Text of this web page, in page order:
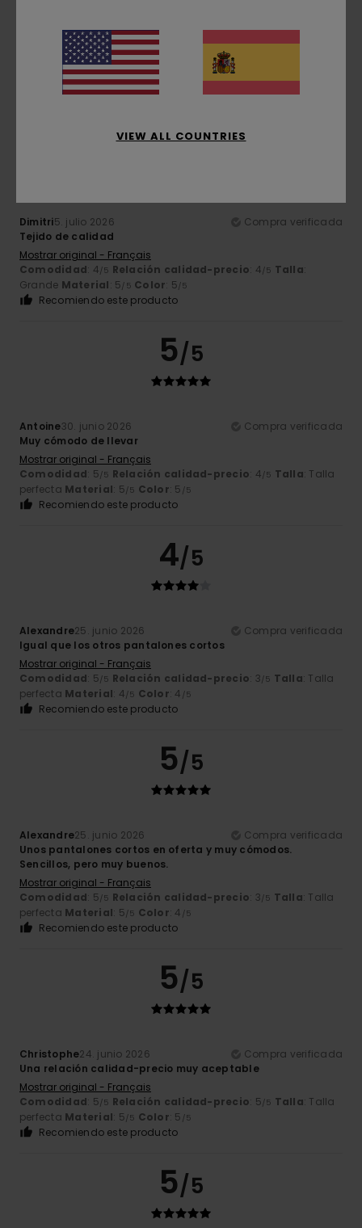
Son bonitos
Mostrar original - Italiano
Comodidad: 5/5 Relación calidad-precio
Material: 5/5 Color
Recomiendo este producto
5/5
Dimitri5. julio 2026
Compra verificada
Tejido de calidad
Mostrar original - Français
Comodidad: 4/5 Relación calidad-precio: 4/5 Talla:
Grande Material: 5/5 Color: 5/5
Recomiendo este producto
5/5
Antoine30. junio 2026
Compra verificada
Muy cómodo de llevar
Mostrar original - Français
Comodidad: 5/5 Relación calidad-precio: 4/5 Talla: Talla
perfecta Material: 5/5 Color: 5 /5
Recomiendo este producto
4/5
Alexandre25. junio 2026
Compra verificada
Igual que los otros pantalones cortos
Mostrar original - Français
Comodidad: 5/5 Relación calidad-precio: 3/5 Talla: Talla
perfecta Material: 4/5 Color: 4 /5
Recomiendo este producto
5/5
Alexandre25. junio 2026
Compra verificada
Unos pantalones cortos en oferta y muy cómodos.
Sencillos, pero muy buenos.
Mostrar original - Français
Comodidad: 5/5 Relación calidad-precio: 3/5 Talla: Talla
perfecta Material: 5/5 Color: 4 /5
Recomiendo este producto
5/5
Christophe24. junio 2026
Compra verificada
Una relación calidad-precio muy aceptable
Mostrar original - Français
Comodidad: 5/5 Relación calidad-precio: 5/5 Talla: Talla
perfecta Material: 5/5 Color: 5 /5
Recomiendo este producto
5/5
VIEW ALL COUNTRIES